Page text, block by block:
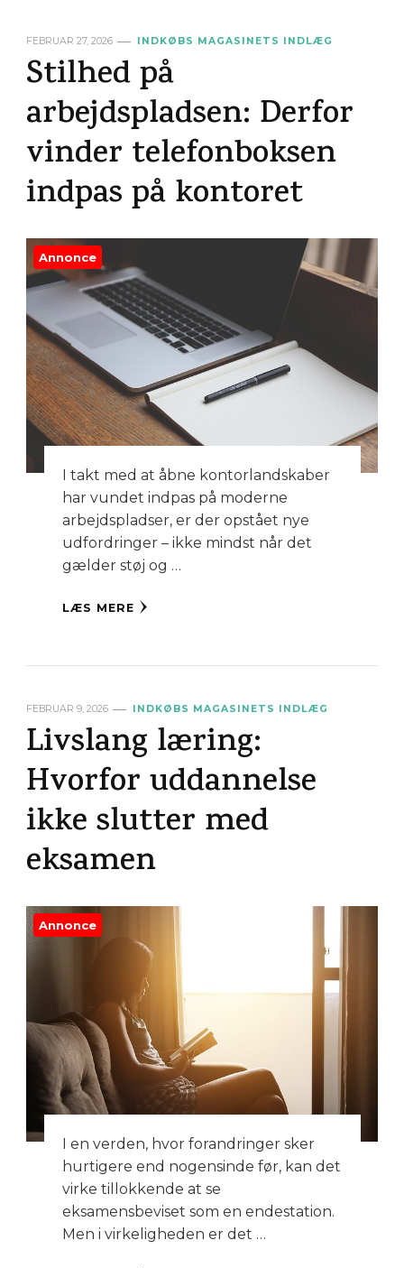
FEBRUAR 27, 2026 INDKØBS MAGASINETS INDLÆG
Stilhed på
arbejdspladsen: Derfor
vinder telefonboksen
indpas på kontoret
Annonce
I takt med at åbne kontorlandskaber
har vundet indpas på moderne
arbejdspladser, er der opstået nye
udfordringer – ikke mindst når det
gælder støj og …
LÆS MERE
FEBRUAR 9, 2026 INDKØBS MAGASINETS INDLÆG
Livslang læring:
Hvorfor uddannelse
ikke slutter med
eksamen
Annonce
I en verden, hvor forandringer sker
hurtigere end nogensinde før, kan det
virke tillokkende at se
eksamensbeviset som en endestation.
Men i virkeligheden er det …